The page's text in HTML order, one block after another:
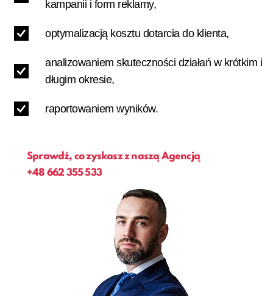
kampanii i form reklamy,
optymalizacją kosztu dotarcia do klienta,
analizowaniem skuteczności działań w krótkim i
długim okresie,
raportowaniem wyników.
Sprawdź, co zyskasz z naszą Agencją
+48 662 355 533